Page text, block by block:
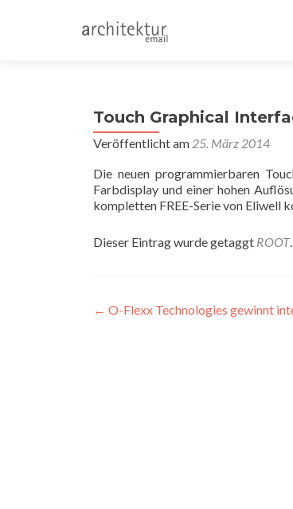
Touch Graphical
Veröffentlicht am 25. März 2014
Die neuen programmierbaren
Farbdisplay und einer hohen
kompletten FREE-Serie von Eliwell
Dieser Eintrag wurde getaggt ROOT
← O-Flexx Technologies gewinnt